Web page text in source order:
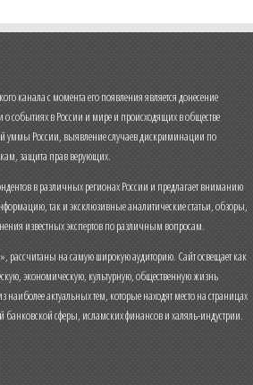
канала с момента его появления является донесение
событиях в России и мире и происходящих в обществе
уммы России, выявление случаев дискриминации по
защита прав верующих.
в различных регионах России и предлагает вниманию
так и эксклюзивные аналитические статьи, обзоры,
известных экспертов по различным вопросам.
на самую широкую аудиторию. Сайт освещает как
экономическую, культурную, общественную жизнь
актуальных тем, которые находят место на страницах
банковской сферы, исламских финансов и халяль-индустрии.